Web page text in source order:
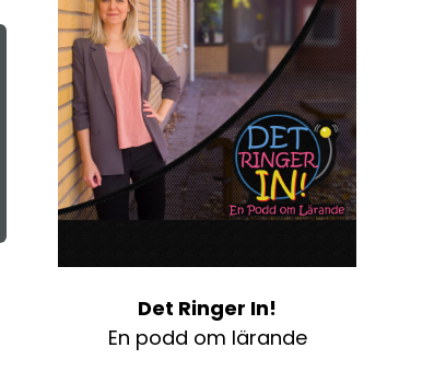
Det Ringer In!
En podd om lärande